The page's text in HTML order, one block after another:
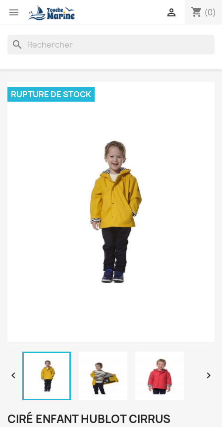
 shopping_cart (0)

search
RUPTURE DE STOCK
 
CIRÉ ENFANT HUBLOT CIRRUS